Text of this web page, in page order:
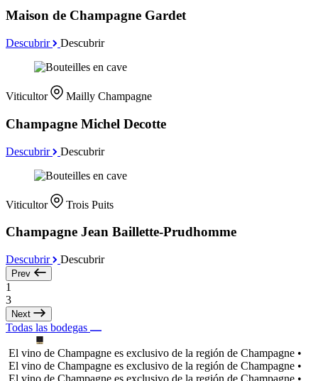
Maison de Champagne Gardet
Descubrir Descubrir
Viticultor Mailly Champagne
Champagne Michel Decotte
Descubrir Descubrir
Viticultor Trois Puits
Champagne Jean Baillette-Prudhomme
Descubrir Descubrir
Prev
1
3
Next
Todas las bodegas
El vino de Champagne es exclusivo de la región de Champagne •
El vino de Champagne es exclusivo de la región de Champagne •
El vino de Champagne es exclusivo de la región de Champagne •